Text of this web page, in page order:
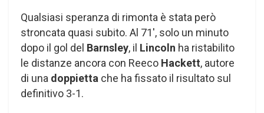
Qualsiasi speranza di rimonta è stata però
stroncata quasi subito. Al 71′, solo un minuto
dopo il gol del Barnsley, il Lincoln ha ristabilito
le distanze ancora con Reeco Hackett, autore
di una doppietta che ha fissato il risultato sul
definitivo 3-1.